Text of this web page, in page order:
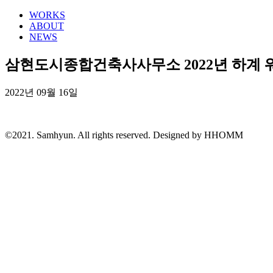
WORKS
ABOUT
NEWS
삼현도시종합건축사사무소 2022년 하계
2022년 09월 16일
©2021. Samhyun. All rights reserved. Designed by HHOMM